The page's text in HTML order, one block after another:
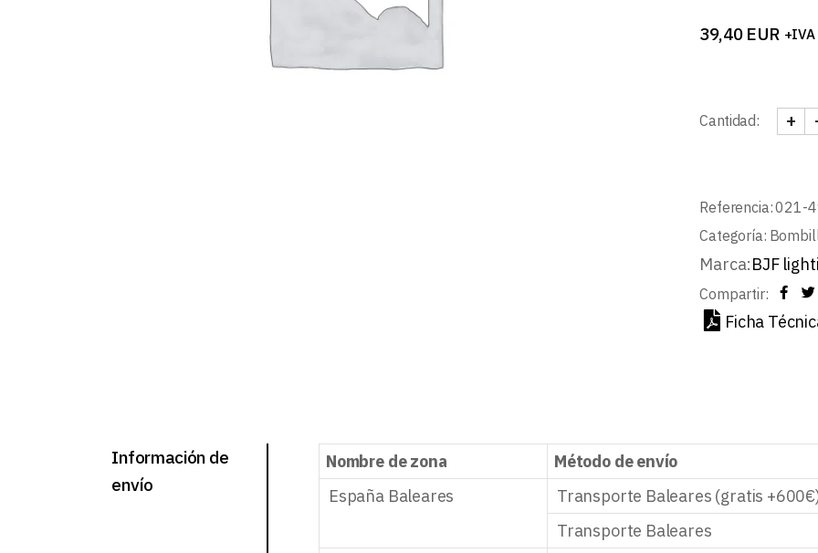
39,40 EUR +IVA
Cantidad: +
Referencia:021-
Categoría:
Marca:BJF
Compartir:
Ficha
Información de
envío
Nombre de zona Método de envío
España Baleares
Transporte Baleares (gratis
Transporte Baleares